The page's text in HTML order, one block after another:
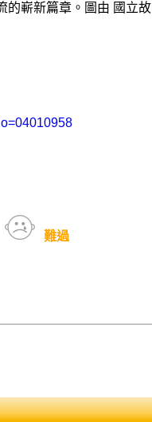
的嶄新篇章。圖由 國立故
難過